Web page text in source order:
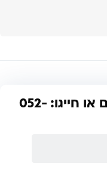
לייעוץ חינם השאירו פרטים או חייגו: 052-